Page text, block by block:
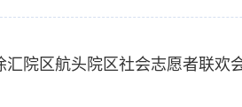
汇院区航头院区社会志愿者联欢